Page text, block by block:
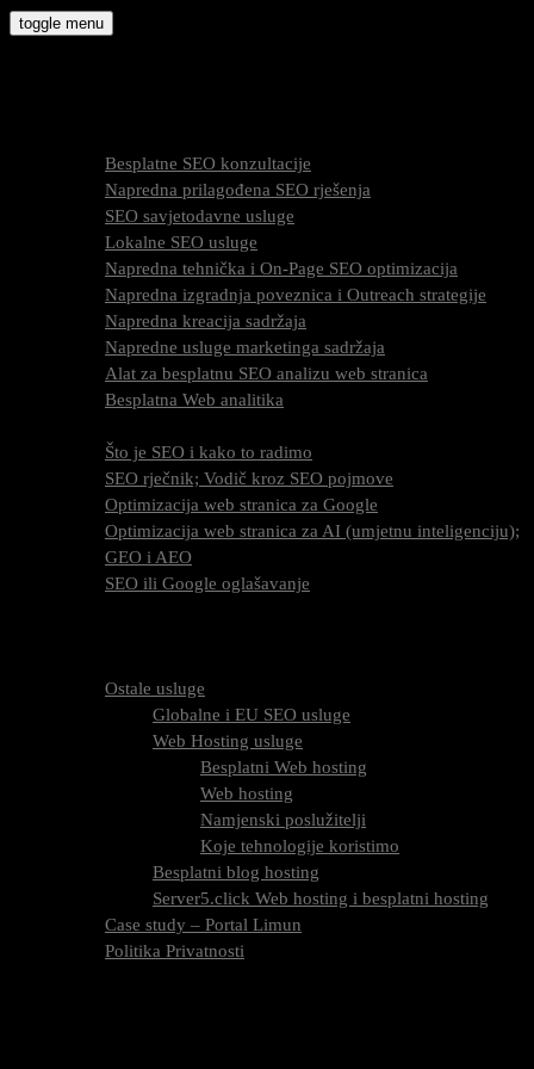
Skip
toggle menu
Besplatne SEO konzultacije
Napredna prilagođena SEO rješenja
SEO savjetodavne usluge
Lokalne SEO usluge
Napredna tehnička i On-Page SEO optimizacija
Napredna izgradnja poveznica i Outreach strategije
Napredna kreacija sadržaja
Napredne usluge marketinga sadržaja
Alat za besplatnu SEO analizu web stranica
Besplatna Web analitika
Što je SEO i kako to radimo
SEO rječnik; Vodič kroz SEO pojmove
Optimizacija web stranica za Google
Optimizacija web stranica za AI (umjetnu inteligenciju);
GEO i AEO
SEO ili Google oglašavanje
Ostale usluge
Globalne i EU SEO usluge
Web Hosting usluge
Besplatni Web hosting
Web hosting
Namjenski poslužitelji
Koje tehnologije koristimo
Besplatni blog hosting
Server5.click Web hosting i besplatni hosting
Case study – Portal Limun
Politika Privatnosti